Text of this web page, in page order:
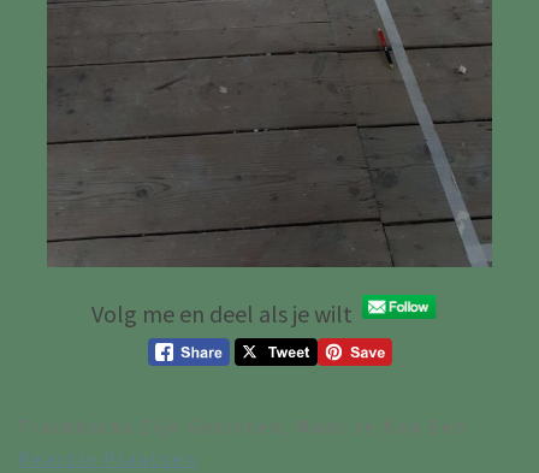
Volg me en deel als je wilt
Reactie Plaatsen